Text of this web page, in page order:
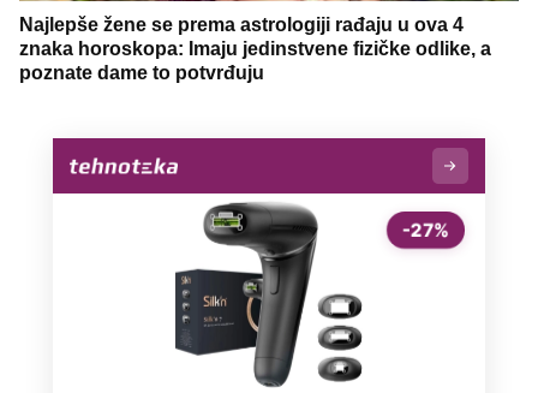
Najlepše žene se prema astrologiji rađaju u ova 4
znaka horoskopa: Imaju jedinstvene fizičke odlike, a
poznate dame to potvrđuju